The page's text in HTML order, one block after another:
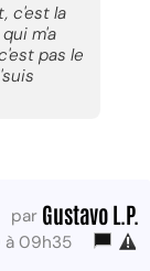
c'est la
m'a
pas le
par Gustavo L.P.
à 09h35